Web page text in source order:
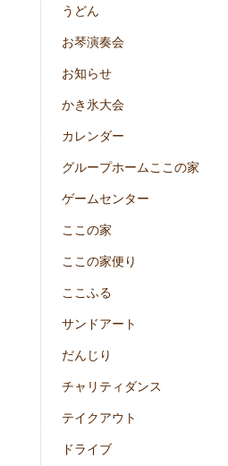
うどん
お琴演奏会
お知らせ
かき氷大会
カレンダー
グループホームここの家
ゲームセンター
ここの家
ここの家便り
ここふる
サンドアート
だんじり
チャリティダンス
テイクアウト
ドライブ